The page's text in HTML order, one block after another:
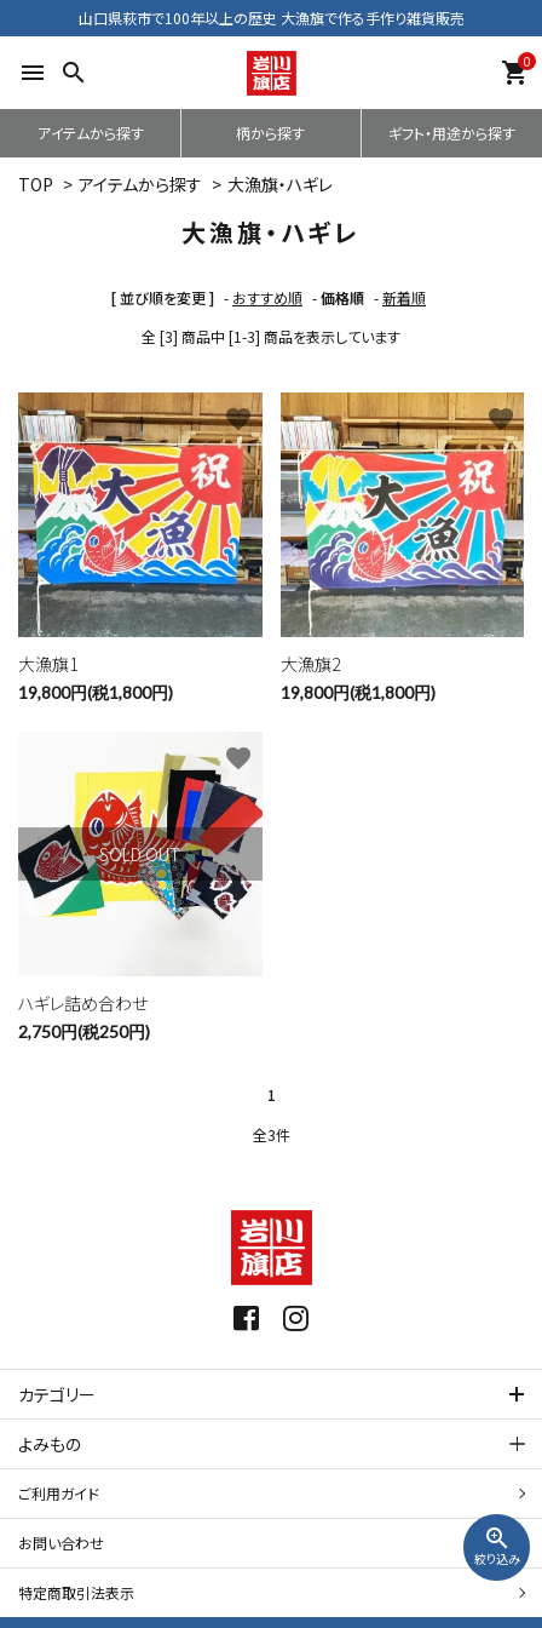
山口県萩市で100年以上の歴史 大漁旗で作る手作り雑貨販売
menu search 0
shopping_cart
アイテムから探す 柄から探す ギフト・用途から探す
TOP > アイテムから探す > 大漁旗・ハギレ
大漁旗・ハギレ
[ 並び順を変更 ] - おすすめ順 -価格順 -新着順
全 [3] 商品中 [1-3] 商品を表示しています
大漁旗1
19,800円(税1,800円)
favorite
大漁旗2
19,800円(税1,800円)
favorite
SOLD OUT
ハギレ詰め合わせ
2,750円(税250円)
favorite
1
全3件
zoom_in
絞り込み
キーワード
カテゴリー
close
カテゴリー
よみもの
ご利用ガイド
お問い合わせ
特定商取引法表示